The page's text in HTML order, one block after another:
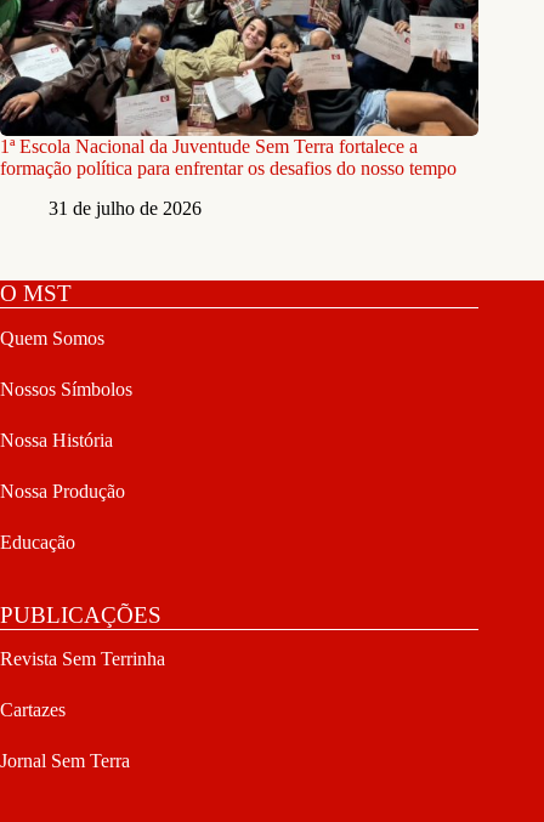
1ª Escola Nacional da Juventude Sem Terra fortalece a
formação política para enfrentar os desafios do nosso tempo
31 de julho de 2026
O MST
Quem Somos
Nossos Símbolos
Nossa História
Nossa Produção
Educação
PUBLICAÇÕES
Revista Sem Terrinha
Cartazes
Jornal Sem Terra